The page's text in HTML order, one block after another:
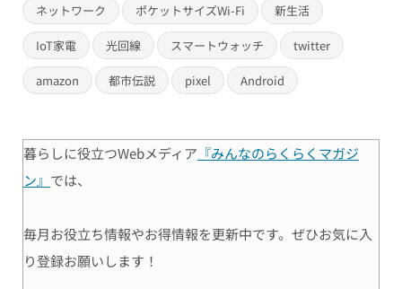
ネットワーク ポケットサイズWi-Fi 新生活
IoT家電 光回線 スマートウォッチ twitter
amazon 都市伝説 pixel Android
暮らしに役立つWebメディア 『みんなのらくらくマガジ
ン』 では、
毎月お役立ち情報やお得情報を更新中です。ぜひお気に入
り登録お願いします！